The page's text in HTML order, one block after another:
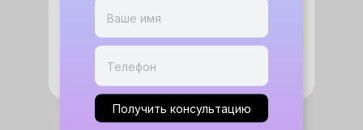
Положение
условиямиОфертыи даете согласие на
получение
рекламных сообщений
Получить консультацию